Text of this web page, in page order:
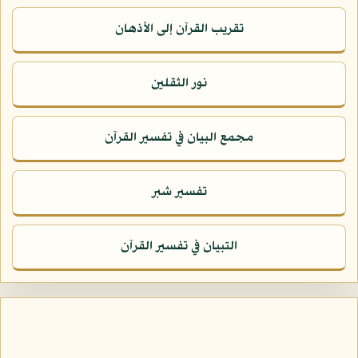
تقريب القرآن إلى الأذهان
نور الثقلين
مجمع البيان في تفسير القرآن
تفسير شبر
التبيان في تفسير القرآن